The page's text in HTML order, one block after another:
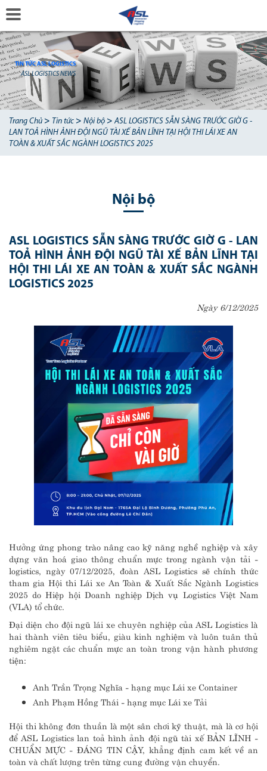
TIN TỨC ASL LOGISTICS
ASL LOGISTICS NEWS
Trang Chủ > Tin tức > Nội bộ >ASL LOGISTICS SẴN SÀNG TRƯỚC GIỜ G -
LAN TOẢ HÌNH ẢNH ĐỘI NGŨ TÀI XẾ BẢN LĨNH TẠI HỘI THI LÁI XE AN
TOÀN & XUẤT SẮC NGÀNH LOGISTICS 2025
Nội bộ
ASL LOGISTICS SẴN SÀNG TRƯỚC GIỜ G - LAN
TOẢ HÌNH ẢNH ĐỘI NGŨ TÀI XẾ BẢN LĨNH TẠI
HỘI THI LÁI XE AN TOÀN & XUẤT SẮC NGÀNH
LOGISTICS 2025
Ngày 6/12/2025
Hưởng ứng phong trào nâng cao kỹ năng nghề nghiệp và xây
dựng văn hoá giao thông chuẩn mực trong ngành vận tải -
logistics, ngày 07/12/2025, đoàn ASL Logistics sẽ chính thức
tham gia Hội thi Lái xe An Toàn & Xuất Sắc Ngành Logistics
2025 do Hiệp hội Doanh nghiệp Dịch vụ Logistics Việt Nam
(VLA) tổ chức.
Đại diện cho đội ngũ lái xe chuyên nghiệp của ASL Logistics là
hai thành viên tiêu biểu, giàu kinh nghiệm và luôn tuân thủ
nghiêm ngặt các chuẩn mực an toàn trong vận hành phương
tiện:
Anh Trần Trọng Nghĩa - hạng mục Lái xe Container
Anh Phạm Hồng Thái - hạng mục Lái xe Tải
Hội thi không đơn thuần là một sân chơi kỹ thuật, mà là cơ hội
để ASL Logistics lan toả hình ảnh đội ngũ tài xế BẢN LĨNH -
CHUẨN MỰC - ĐÁNG TIN CẬY, khẳng định cam kết về an
toàn và chất lượng trên từng cung đường vận chuyển.